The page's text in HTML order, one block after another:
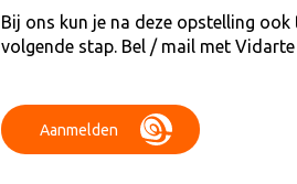
Bij ons kun je na deze opstelling
volgende stap. Bel / mail met
Aanmelden